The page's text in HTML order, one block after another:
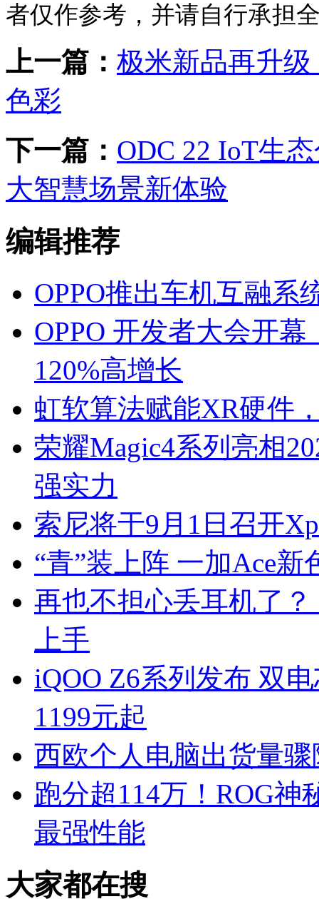
者仅作参考，并请自行承担
上一篇： 极米新品再升
色彩
下一篇： ODC 22 IoT生
大智慧场景新体验
编辑推荐
OPPO推出车机互融
OPPO 开发者大会开
120%高增长
虹软算法赋能XR硬件
荣耀Magic4系列亮相
强实力
索尼将于9月1日召开
“青”装上阵 一加Ace
再也不担心丢耳机了？
上手
iQOO Z6系列发布 双
1199元起
西欧个人电脑出货量
跑分超114万！ROG神
最强性能
大家都在搜